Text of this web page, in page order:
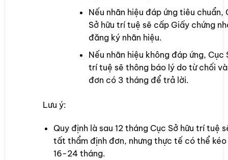
Nếu nhãn hiệu đáp ứng tiêu chuẩn,
Sở hữu trí tuệ sẽ cấp Giấy chứng
đăng ký nhãn hiệu.
Nếu nhãn hiệu không đáp ứng, Cục
trí tuệ sẽ thông báo lý do từ chối
đơn có 3 tháng để trả lời.
Lưu ý:
Quy định là sau 12 tháng Cục Sở hữu trí tuệ
tất thẩm định đơn, nhưng thực tế có thể
16-24 tháng.